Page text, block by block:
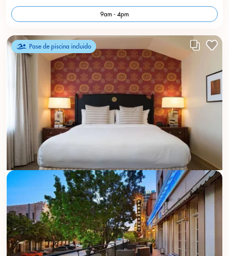
9am - 4pm
Pase de piscina incluido